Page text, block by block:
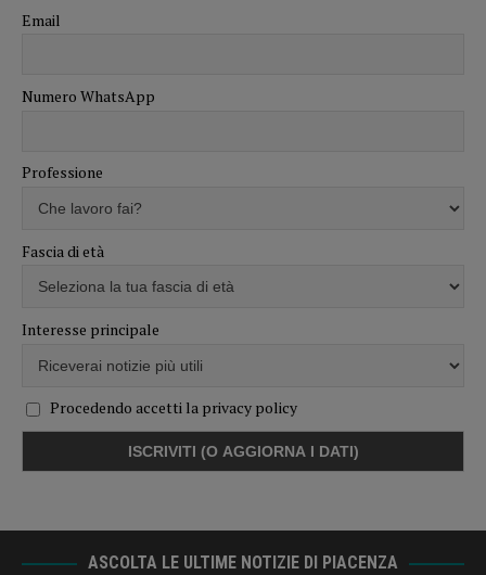
Email
Numero WhatsApp
Professione
Fascia di età
Interesse principale
Procedendo accetti la privacy policy
ASCOLTA LE ULTIME NOTIZIE DI PIACENZA